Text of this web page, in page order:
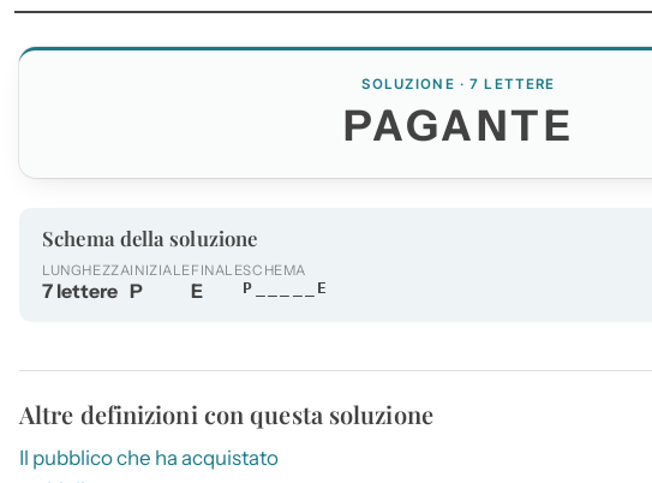
SOLUZIONE · 7 LETTERE
PAGANTE
Schema della soluzione
LUNGHEZZA
7 lettere
INIZIALE
P
FINALE
E
SCHEMA
P_____E
Altre definizioni con questa soluzione
Il pubblico che ha acquistato